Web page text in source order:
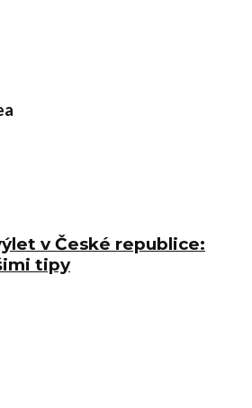
v České republice:
tipy